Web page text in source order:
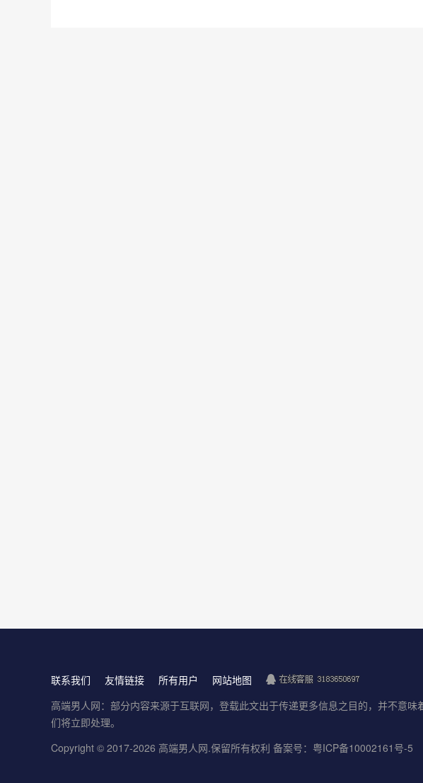
联系我们 友情链接 所有用户
网站地图
高端男人网：部分内容来源于互联网，登载此文出于传递更多信息之目的，并不意
们将立即处理。
Copyright © 2017-2026 高端男人网.保留所有权利 备案号：粤ICP备10002161号-5